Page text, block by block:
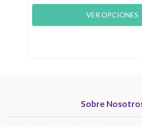
VER OPCIONES
Sobre